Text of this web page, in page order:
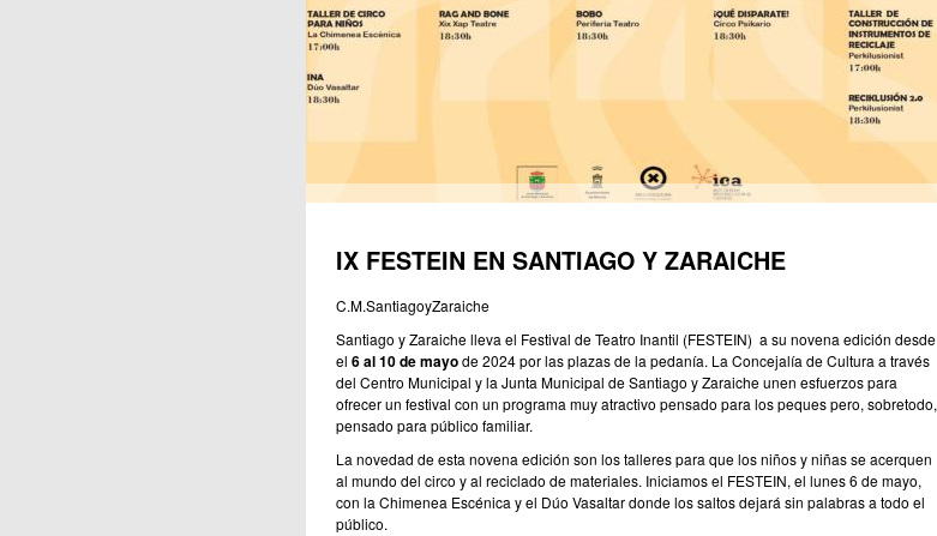
IX FESTEIN EN SANTIAGO Y ZARAICHE
C.M.SantiagoyZaraiche
Santiago y Zaraiche lleva el Festival de Teatro Inantil (FESTEIN) a su novena edición desde
el 6 al 10 de mayode 2024 por las plazas de la pedanía. La Concejalía de Cultura a través
del Centro Municipal y la Junta Municipal de Santiago y Zaraiche unen esfuerzos para
ofrecer un festival con un programa muy atractivo pensado para los peques pero, sobretodo,
pensado para público familiar.
La novedad de esta novena edición son los talleres para que los niños y niñas se acerquen
al mundo del circo y al reciclado de materiales. Iniciamos el FESTEIN, el lunes 6 de mayo,
con la Chimenea Escénica y el Dúo Vasaltar donde los saltos dejará sin palabras a todo el
público.